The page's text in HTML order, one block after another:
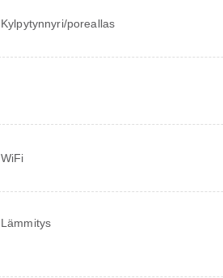
Kylpytynnyri/poreallas
WiFi
Lämmitys